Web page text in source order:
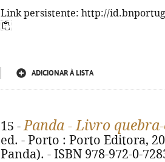
Link persistente: http://
ADICIONAR À LISTA
15 -Panda - Livro
ed. - Porto : Porto Editora,
Panda). - ISBN 978-972-0-